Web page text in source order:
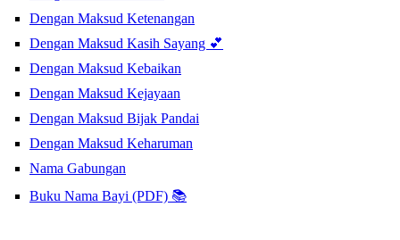
Dengan Maksud Ketenangan
Dengan Maksud Kasih Sayang 💕
Dengan Maksud Kebaikan
Dengan Maksud Kejayaan
Dengan Maksud Bijak Pandai
Dengan Maksud Keharuman
Nama Gabungan
Buku Nama Bayi (PDF) 📚